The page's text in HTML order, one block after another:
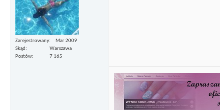
Zarejestrowany
Mar 2009
Skąd
Warszawa
Postów
7 165